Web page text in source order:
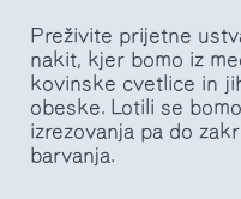
Preživite prijetne
nakit, kjer bomo iz
kovinske cvetlice in
obeske. Lotili se
izrezovanja pa do
barvanja.